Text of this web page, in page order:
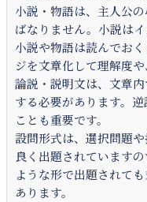
小説・物語は、主人公
ばなりません。小説は
小説や物語は読んでお
ジを文章化して理解度
論説・説明文は、文章
する必要があります。
ことも重要です。
設問形式は、選択問題
良く出題されています
ような形で出題されて
あります。